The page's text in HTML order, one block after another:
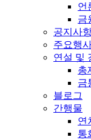
언
금
공지사
주요행
연설 및
총
금
블로그
간행물
연
통